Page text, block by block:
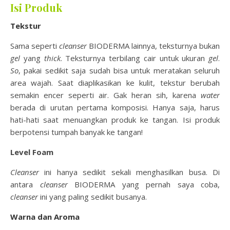
Isi Produk
Tekstur
Sama seperti cleanserBIODERMA lainnya, teksturnya bukan
gel yang thick. Teksturnya terbilang cair untuk ukuran gel.
So, pakai sedikit saja sudah bisa untuk meratakan seluruh
area wajah. Saat diaplikasikan ke kulit, tekstur berubah
semakin encer seperti air. Gak heran sih, karena water
berada di urutan pertama komposisi. Hanya saja, harus
hati-hati saat menuangkan produk ke tangan. Isi produk
berpotensi tumpah banyak ke tangan!
Level Foam
Cleanserini hanya sedikit sekali menghasilkan busa. Di
antara cleanserBIODERMA yang pernah saya coba,
cleanserini yang paling sedikit busanya.
Warna dan Aroma